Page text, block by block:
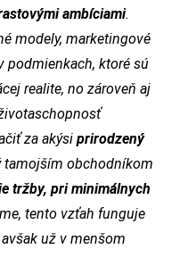
ambíciami.
modely, marketingové
podmienkach, ktoré sú
realite, no zároveň aj
za akýsi prirodzený
tamojším obchodníkom
tržby, pri minimálnych
tento vzťah funguje
už v menšom